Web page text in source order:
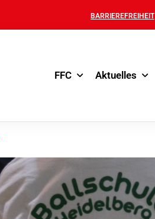
BARRIEREFREIHEIT
FFC Aktuelles